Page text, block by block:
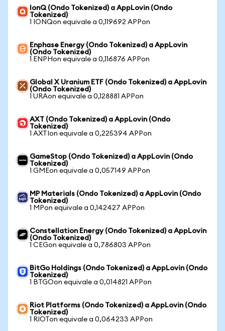
IonQ (Ondo Tokenized) a AppLovin (Ondo
Tokenized)
1 IONQon equivale a 0,119692 APPon
Enphase Energy (Ondo Tokenized) a AppLovin
(Ondo Tokenized)
1 ENPHon equivale a 0,116876 APPon
Global X Uranium ETF (Ondo Tokenized) a AppLovin
(Ondo Tokenized)
1 URAon equivale a 0,128881 APPon
AXT (Ondo Tokenized) a AppLovin (Ondo
Tokenized)
1 AXTIon equivale a 0,225394 APPon
GameStop (Ondo Tokenized) a AppLovin (Ondo
Tokenized)
1 GMEon equivale a 0,057149 APPon
MP Materials (Ondo Tokenized) a AppLovin (Ondo
Tokenized)
1 MPon equivale a 0,142427 APPon
Constellation Energy (Ondo Tokenized) a AppLovin
(Ondo Tokenized)
1 CEGon equivale a 0,786803 APPon
BitGo Holdings (Ondo Tokenized) a AppLovin (Ondo
Tokenized)
1 BTGOon equivale a 0,014821 APPon
Riot Platforms (Ondo Tokenized) a AppLovin (Ondo
Tokenized)
1 RIOTon equivale a 0,064233 APPon